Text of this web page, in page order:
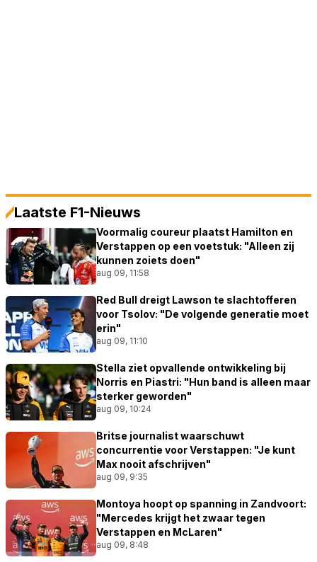
Laatste F1-Nieuws
Voormalig coureur plaatst Hamilton en
Verstappen op een voetstuk: "Alleen zij
kunnen zoiets doen"
aug 09, 11:58
Red Bull dreigt Lawson te slachtofferen
voor Tsolov: "De volgende generatie moet
erin"
aug 09, 11:10
Stella ziet opvallende ontwikkeling bij
Norris en Piastri: "Hun band is alleen maar
sterker geworden"
aug 09, 10:24
Britse journalist waarschuwt
concurrentie voor Verstappen: "Je kunt
Max nooit afschrijven"
aug 09, 9:35
Montoya hoopt op spanning in Zandvoort:
"Mercedes krijgt het zwaar tegen
Verstappen en McLaren"
aug 09, 8:48